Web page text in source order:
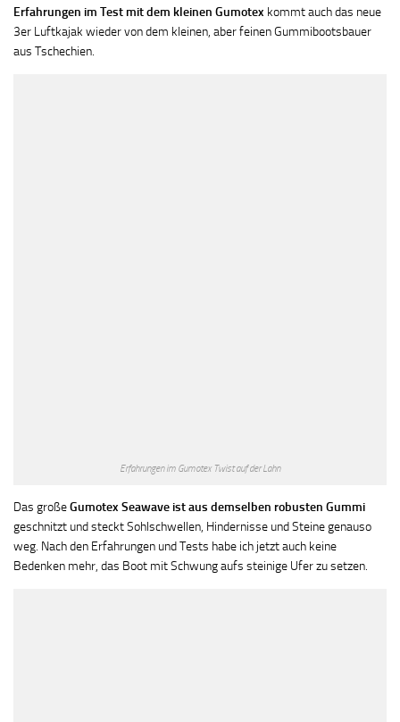
Erfahrungen im Test mit dem kleinen Gumotex kommt auch das neue
3er Luftkajak wieder von dem kleinen, aber feinen Gummibootsbauer
aus Tschechien.
Erfahrungen im Gumotex Twist auf der Lahn
Das großeGumotex Seawave ist aus demselben robusten Gummi
geschnitzt und steckt Sohlschwellen, Hindernisse und Steine genauso
weg. Nach den Erfahrungen und Tests habe ich jetzt auch keine
Bedenken mehr, das Boot mit Schwung aufs steinige Ufer zu setzen.